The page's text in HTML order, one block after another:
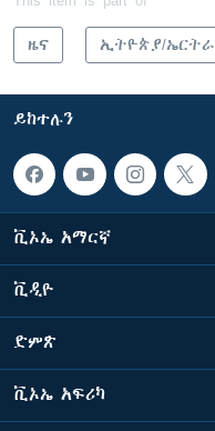
ዜና ኢትዮጵያ/ኤርትራ
ይከተሉን
ቪኦኤ አማርኛ
ቪዲዮ
ድምጽ
ቪኦኤ አፍሪካ